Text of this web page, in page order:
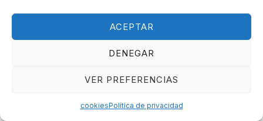
ACEPTAR
DENEGAR
VER PREFERENCIAS
cookiesPolítica de privacidad
Aviso legal
cookies
© 2026 No más fugas - Diseñado por Arantxa Abad - Web